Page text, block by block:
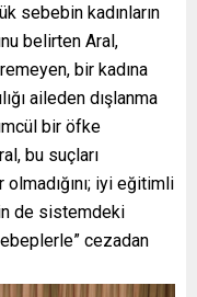
sebebin kadınların
belirten Aral,
bir kadına
aileden dışlanma
bir öfke
bu suçları
iyi eğitimli
de sistemdeki
cezadan